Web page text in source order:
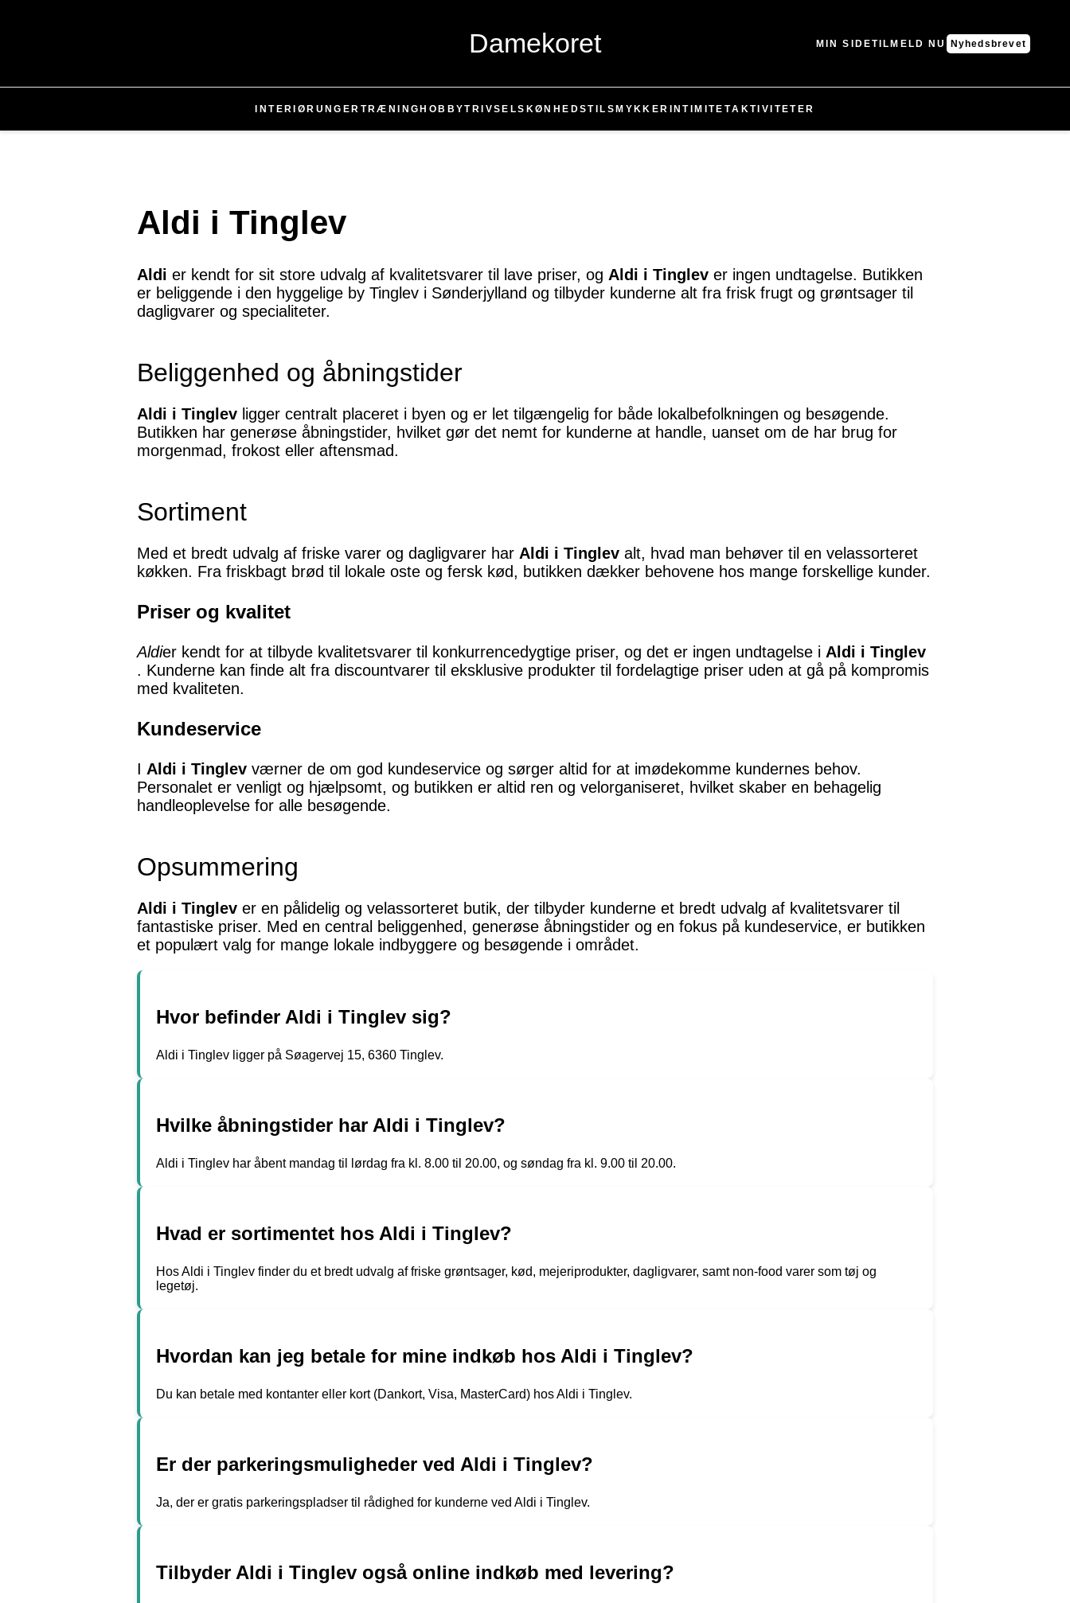
Damekoret MIN SIDETILMELD NU Nyhedsbrevet
INTERIØR UNGER TRÆNING HOBBYTRIVSELSKØNHEDSTIL SMYKKER INTIMITETAKTIVITETER
Aldi i Tinglev
Aldi er kendt for sit store udvalg af kvalitetsvarer til lave priser, og Aldi i Tinglev er ingen undtagelse. Butikken
er beliggende i den hyggelige by Tinglev i Sønderjylland og tilbyder kunderne alt fra frisk frugt og grøntsager til
dagligvarer og specialiteter.
Beliggenhed og åbningstider
Aldi i Tinglev ligger centralt placeret i byen og er let tilgængelig for både lokalbefolkningen og besøgende.
Butikken har generøse åbningstider, hvilket gør det nemt for kunderne at handle, uanset om de har brug for
morgenmad, frokost eller aftensmad.
Sortiment
Med et bredt udvalg af friske varer og dagligvarer har Aldi i Tinglev alt, hvad man behøver til en velassorteret
køkken. Fra friskbagt brød til lokale oste og fersk kød, butikken dækker behovene hos mange forskellige kunder.
Priser og kvalitet
Aldier kendt for at tilbyde kvalitetsvarer til konkurrencedygtige priser, og det er ingen undtagelse i Aldi i Tinglev
. Kunderne kan finde alt fra discountvarer til eksklusive produkter til fordelagtige priser uden at gå på kompromis
med kvaliteten.
Kundeservice
I Aldi i Tinglev værner de om god kundeservice og sørger altid for at imødekomme kundernes behov.
Personalet er venligt og hjælpsomt, og butikken er altid ren og velorganiseret, hvilket skaber en behagelig
handleoplevelse for alle besøgende.
Opsummering
Aldi i Tinglev er en pålidelig og velassorteret butik, der tilbyder kunderne et bredt udvalg af kvalitetsvarer til
fantastiske priser. Med en central beliggenhed, generøse åbningstider og en fokus på kundeservice, er butikken
et populært valg for mange lokale indbyggere og besøgende i området.
Hvor befinder Aldi i Tinglev sig?
Aldi i Tinglev ligger på Søagervej 15, 6360 Tinglev.
Hvilke åbningstider har Aldi i Tinglev?
Aldi i Tinglev har åbent mandag til lørdag fra kl. 8.00 til 20.00, og søndag fra kl. 9.00 til 20.00.
Hvad er sortimentet hos Aldi i Tinglev?
Hos Aldi i Tinglev finder du et bredt udvalg af friske grøntsager, kød, mejeriprodukter, dagligvarer, samt non-food varer som tøj og
legetøj.
Hvordan kan jeg betale for mine indkøb hos Aldi i Tinglev?
Du kan betale med kontanter eller kort (Dankort, Visa, MasterCard) hos Aldi i Tinglev.
Er der parkeringsmuligheder ved Aldi i Tinglev?
Ja, der er gratis parkeringspladser til rådighed for kunderne ved Aldi i Tinglev.
Tilbyder Aldi i Tinglev også online indkøb med levering?